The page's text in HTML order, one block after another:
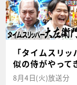
「タイムスリ
似の侍がやって
8月4日(火)放送分